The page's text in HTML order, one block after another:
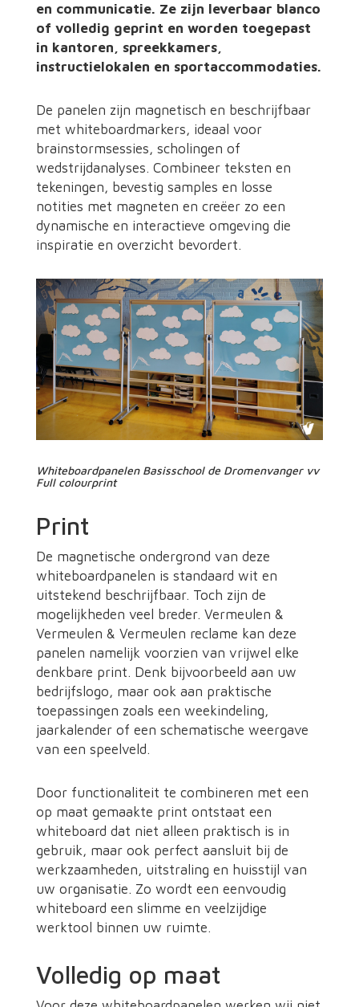
en communicatie. Ze zijn leverbaar blanco
of volledig geprint en worden toegepast
in kantoren, spreekkamers,
instructielokalen en sportaccommodaties.
De panelen zijn magnetisch en beschrijfbaar
met whiteboardmarkers, ideaal voor
brainstormsessies, scholingen of
wedstrijdanalyses. Combineer teksten en
tekeningen, bevestig samples en losse
notities met magneten en creëer zo een
dynamische en interactieve omgeving die
inspiratie en overzicht bevordert.
Whiteboardpanelen Basisschool de Dromenvanger vv
Full colourprint
Print
De magnetische ondergrond van deze
whiteboardpanelen is standaard wit en
uitstekend beschrijfbaar. Toch zijn de
mogelijkheden veel breder. Vermeulen &
Vermeulen & Vermeulen reclame kan deze
panelen namelijk voorzien van vrijwel elke
denkbare print. Denk bijvoorbeeld aan uw
bedrijfslogo, maar ook aan praktische
toepassingen zoals een weekindeling,
jaarkalender of een schematische weergave
van een speelveld.
Door functionaliteit te combineren met een
op maat gemaakte print ontstaat een
whiteboard dat niet alleen praktisch is in
gebruik, maar ook perfect aansluit bij de
werkzaamheden, uitstraling en huisstijl van
uw organisatie. Zo wordt een eenvoudig
whiteboard een slimme en veelzijdige
werktool binnen uw ruimte.
Volledig op maat